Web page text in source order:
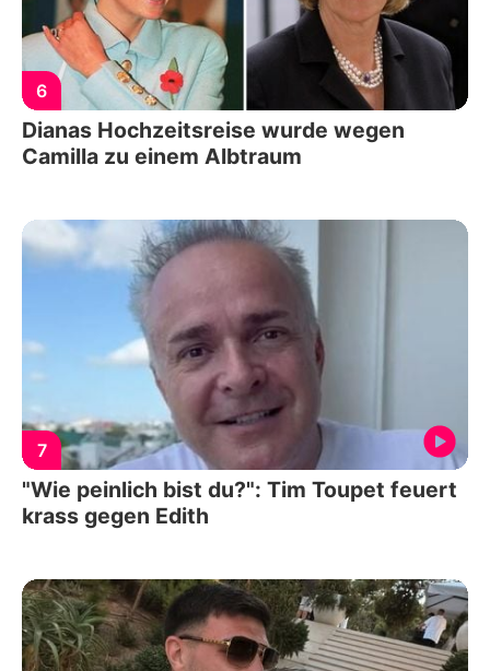
6
Dianas Hochzeitsreise wurde wegen
Camilla zu einem Albtraum
7
"Wie peinlich bist du?": Tim Toupet feuert
krass gegen Edith